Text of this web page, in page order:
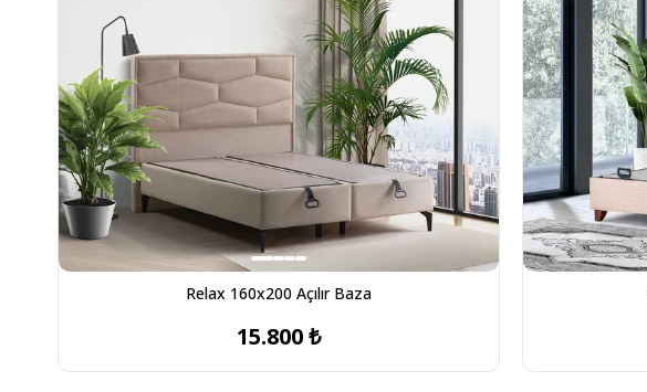
Relax 160x200 Açılır Baza
15.800 ₺